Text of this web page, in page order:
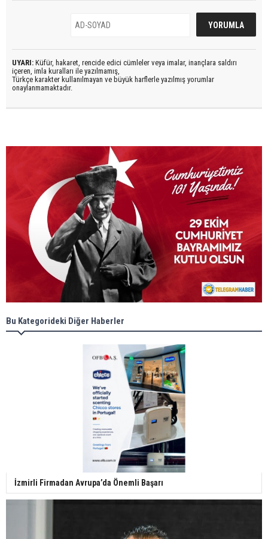
UYARI: Küfür, hakaret, rencide edici cümleler veya imalar, inançlara saldırı
içeren, imla kuralları ile yazılmamış,
Türkçe karakter kullanılmayan ve büyük harflerle yazılmış yorumlar
onaylanmamaktadır.
Bu Kategorideki Diğer Haberler
İzmirli Firmadan Avrupa’da Önemli Başarı